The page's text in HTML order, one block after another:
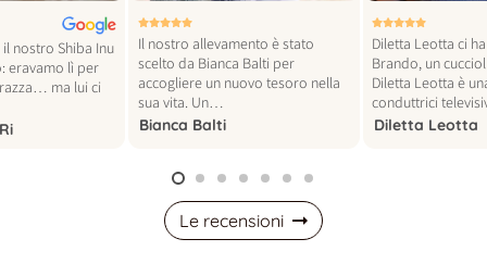
nostro Shiba Inu
eravamo lì per
ma lui ci
Il nostro allevamento è stato
scelto da Bianca Balti per
accogliere un nuovo tesoro nella
sua vita. Un…
Bianca Balti
Diletta Leotta ci
Brando, un
Diletta Leotta è
conduttrici
Diletta Leotta
Le recensioni